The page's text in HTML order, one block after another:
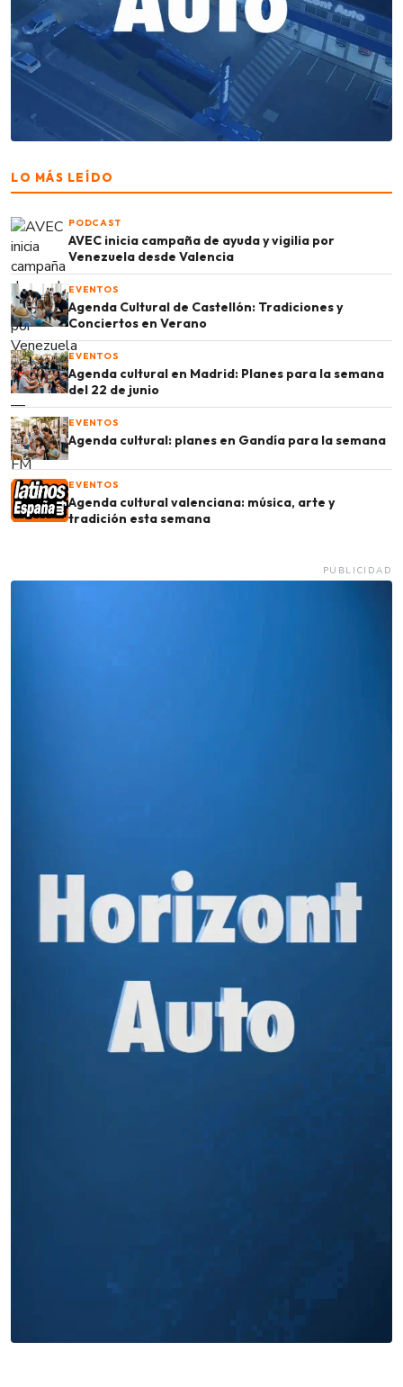
LO MÁS LEÍDO
PODCAST
AVEC inicia campaña de ayuda y vigilia por
Venezuela desde Valencia
EVENTOS
Agenda Cultural de Castellón: Tradiciones y
Conciertos en Verano
EVENTOS
Agenda cultural en Madrid: Planes para la semana
del 22 de junio
EVENTOS
Agenda cultural: planes en Gandía para la semana
EVENTOS
Agenda cultural valenciana: música, arte y
tradición esta semana
PUBLICIDAD